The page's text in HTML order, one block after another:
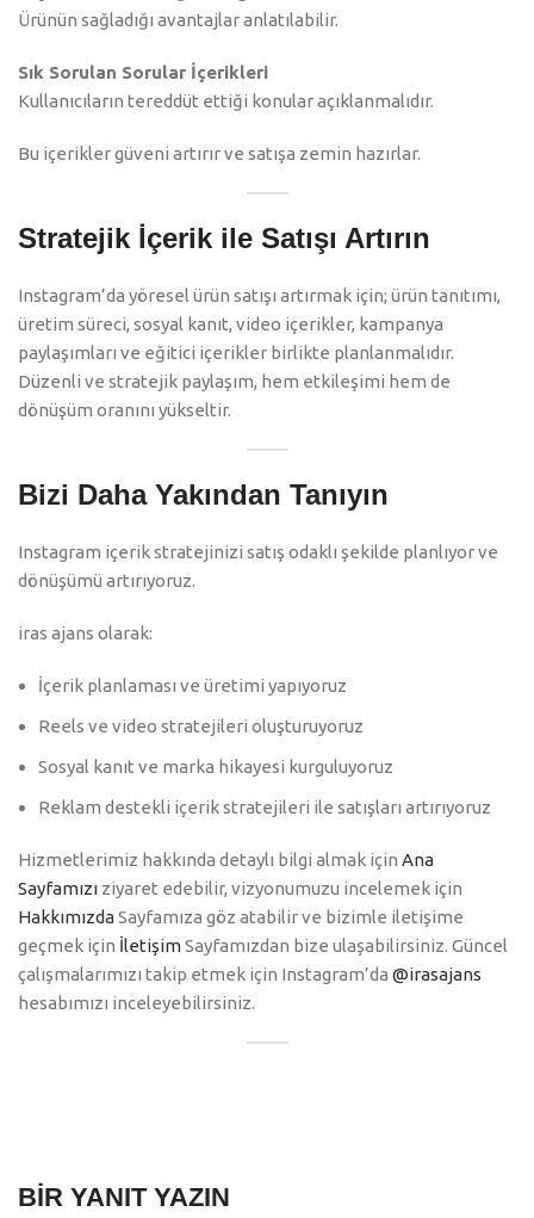
Ürünün sağladığı avantajlar anlatılabilir.
Sık Sorulan Sorular İçerikleri
Kullanıcıların tereddüt ettiği konular açıklanmalıdır.
Bu içerikler güveni artırır ve satışa zemin hazırlar.
Stratejik İçerik ile Satışı Artırın
Instagram’da yöresel ürün satışı artırmak için; ürün tanıtımı,
üretim süreci, sosyal kanıt, video içerikler, kampanya
paylaşımları ve eğitici içerikler birlikte planlanmalıdır.
Düzenli ve stratejik paylaşım, hem etkileşimi hem de
dönüşüm oranını yükseltir.
Bizi Daha Yakından Tanıyın
Instagram içerik stratejinizi satış odaklı şekilde planlıyor ve
dönüşümü artırıyoruz.
iras ajans olarak:
İçerik planlaması ve üretimi yapıyoruz
Reels ve video stratejileri oluşturuyoruz
Sosyal kanıt ve marka hikayesi kurguluyoruz
Reklam destekli içerik stratejileri ile satışları artırıyoruz
Hizmetlerimiz hakkında detaylı bilgi almak için Ana
Sayfamızı ziyaret edebilir, vizyonumuzu incelemek için
HakkımızdaSayfamıza göz atabilir ve bizimle iletişime
geçmek için İletişimSayfamızdan bize ulaşabilirsiniz. Güncel
çalışmalarımızı takip etmek için Instagram’da @irasajans
hesabımızı inceleyebilirsiniz.
BIR YANIT YAZIN